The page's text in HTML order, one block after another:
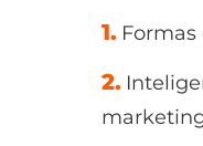
1.
2.